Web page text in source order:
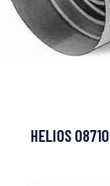
HELIOS